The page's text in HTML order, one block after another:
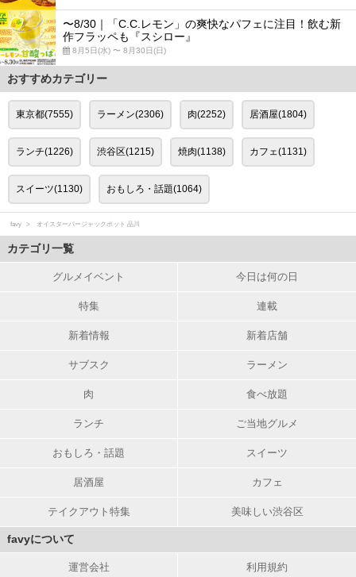
〜8/30｜「C.C.レモン」の爽快なパフェに注目！飲む新
作フラッペも『スシロー』
8月5日(水) 〜 8月30日(日)
おすすめカテゴリー
東京都(7555) ラーメン(2306) 肉(2252) 居酒屋(1804)
ランチ(1226) 渋谷区(1215) 焼肉(1138) カフェ(1131)
スイーツ(1130) おもしろ・話題(1064)
favy オイスターバージャックポット 品川
カテゴリ一覧
グルメイベント 今日は何の日
特集 連載
新着情報 新着店舗
サブスク ラーメン
肉 食べ放題
ランチ ご当地グルメ
おもしろ・話題 スイーツ
居酒屋 カフェ
テイクアウト特集 美味しい渋谷区
favyについて
運営会社 利用規約